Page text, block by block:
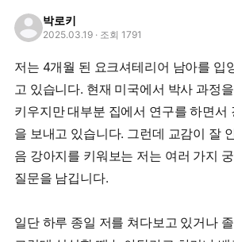
박로키
2025.03.19 · 조회 1791
저는 4개월 된 요크셔테리어 남아를 입
고 있습니다. 현재 미국에서 박사 과정
키우지만 대부분 집에서 연구를 하면서
을 보내고 있습니다. 그런데 교감이 잘
음 강아지를 키워보는 저는 여러 가지
질문을 남깁니다.
일단 하루 종일 저를 쳐다보고 있거나